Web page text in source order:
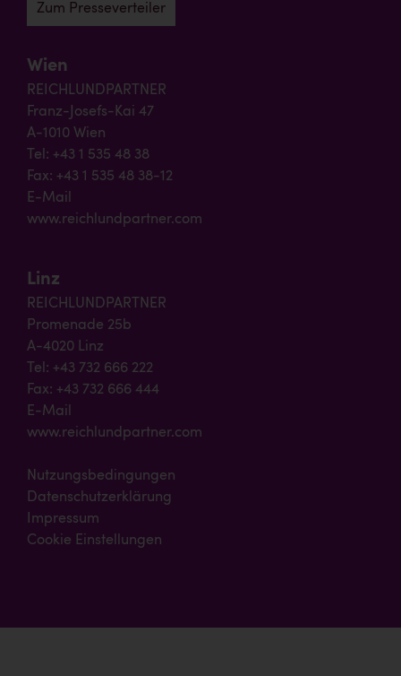
Zum Presseverteiler
Wien
REICHLUNDPARTNER
Franz-Josefs-Kai 47
A-1010 Wien
Tel: +43 1 535 48 38
Fax: +43 1 535 48 38-12
E-Mail
www.reichlundpartner.com
Linz
REICHLUNDPARTNER
Promenade 25b
A-4020 Linz
Tel: +43 732 666 222
Fax: +43 732 666 444
E-Mail
www.reichlundpartner.com
Nutzungsbedingungen
Datenschutzerklärung
Impressum
Cookie Einstellungen